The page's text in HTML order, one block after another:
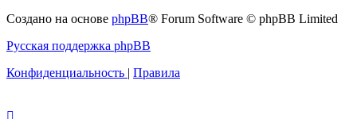
Создано на основе phpBB® Forum Software © phpBB Limited
Русская поддержка phpBB
Конфиденциальность | Правила